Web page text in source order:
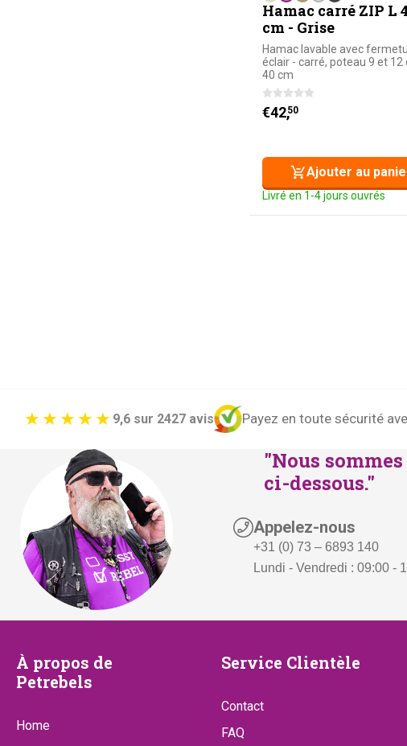
Hamac carré ZIP L
cm - Grise
Hamac lavable avec
éclair - carré, poteau 9 et 12
40 cm
€42,50
Livré en 1-4 jours ouvrés
Ajouter au
Payez en toute sécurité
9,6 sur 2427 avis
"Nous
ci-dessous."
Appelez-nous
+31 (0) 73 – 6893 140
Lundi - Vendredi : 09:00 -
À
propos
de
À propos de
Petrebels
Home
Service
Clientèle
Service Clientèle
Contact
FAQ